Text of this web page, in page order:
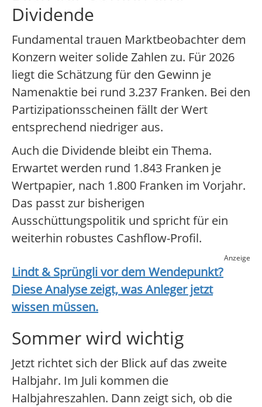
Dividende
Fundamental trauen Marktbeobachter dem
Konzern weiter solide Zahlen zu. Für 2026
liegt die Schätzung für den Gewinn je
Namenaktie bei rund 3.237 Franken. Bei den
Partizipationsscheinen fällt der Wert
entsprechend niedriger aus.
Auch die Dividende bleibt ein Thema.
Erwartet werden rund 1.843 Franken je
Wertpapier, nach 1.800 Franken im Vorjahr.
Das passt zur bisherigen
Ausschüttungspolitik und spricht für ein
weiterhin robustes Cashflow-Profil.
Anzeige
Lindt & Sprünglivor dem Wendepunkt?
Diese Analyse zeigt, was Anleger jetzt
wissen müssen.
Sommer wird wichtig
Jetzt richtet sich der Blick auf das zweite
Halbjahr. Im Juli kommen die
Halbjahreszahlen. Dann zeigt sich, ob die